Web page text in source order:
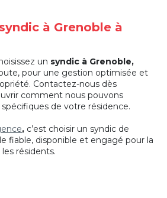
à Grenoble à
un syndic à Grenoble,
pour une gestion optimisée et
Contactez-nous dès
comment nous pouvons
de votre résidence.
, c’est choisir un syndic de
fiable, disponible et engagé pour la
résidents.